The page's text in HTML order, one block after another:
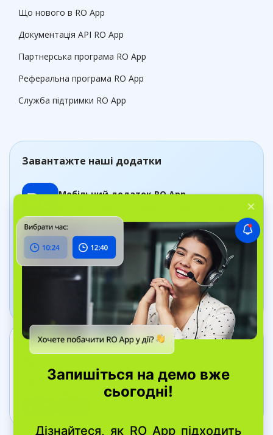
Що нового в RO App
Документація API RO App
Партнерська програма RO App
Реферальна програма RO App
Служба підтримки RO App
Завантажте наші додатки
Мобільний додаток RO App
Додаток Дашборд
Відстежуйте стан бізнесу в реальному часі
Зв’яжіться з нами
вул. Bell Yard, 7, WC2A 2JR Лондон, Велика